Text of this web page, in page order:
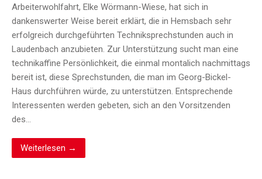
Arbeiterwohlfahrt, Elke Wörmann-Wiese, hat sich in
dankenswerter Weise bereit erklärt, die in Hemsbach sehr
erfolgreich durchgeführten Techniksprechstunden auch in
Laudenbach anzubieten. Zur Unterstützung sucht man eine
technikaffine Persönlichkeit, die einmal montalich nachmittags
bereit ist, diese Sprechstunden, die man im Georg-Bickel-
Haus durchführen würde, zu unterstützen. Entsprechende
Interessenten werden gebeten, sich an den Vorsitzenden
des…
Weiterlesen →